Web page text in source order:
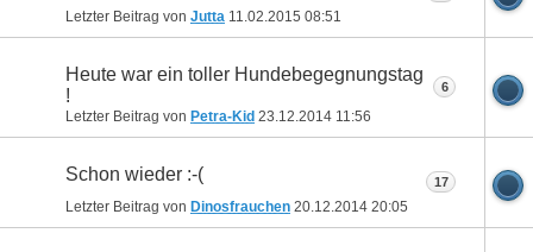
Letzter Beitrag von Jutta 11.02.2015 08:51
Heute war ein toller Hundebegegnungstag
!
Letzter Beitrag von Petra-Kid 23.12.2014 11:56
6
Schon wieder :-(
Letzter Beitrag von Dinosfrauchen 20.12.2014 20:05
17